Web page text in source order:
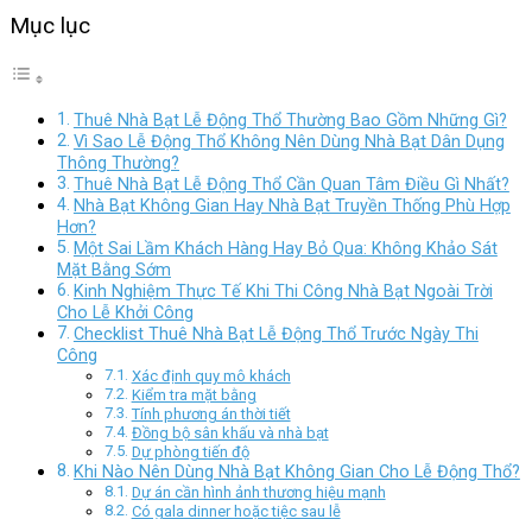
Mục lục
Thuê Nhà Bạt Lễ Động Thổ Thường Bao Gồm Những Gì?
Vì Sao Lễ Động Thổ Không Nên Dùng Nhà Bạt Dân Dụng
Thông Thường?
Thuê Nhà Bạt Lễ Động Thổ Cần Quan Tâm Điều Gì Nhất?
Nhà Bạt Không Gian Hay Nhà Bạt Truyền Thống Phù Hợp
Hơn?
Một Sai Lầm Khách Hàng Hay Bỏ Qua: Không Khảo Sát
Mặt Bằng Sớm
Kinh Nghiệm Thực Tế Khi Thi Công Nhà Bạt Ngoài Trời
Cho Lễ Khởi Công
Checklist Thuê Nhà Bạt Lễ Động Thổ Trước Ngày Thi
Công
Xác định quy mô khách
Kiểm tra mặt bằng
Tính phương án thời tiết
Đồng bộ sân khấu và nhà bạt
Dự phòng tiến độ
Khi Nào Nên Dùng Nhà Bạt Không Gian Cho Lễ Động Thổ?
Dự án cần hình ảnh thương hiệu mạnh
Có gala dinner hoặc tiệc sau lễ